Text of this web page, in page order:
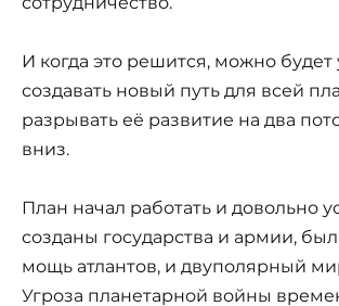
И когда это решится, можно будет
создавать новый путь для всей
разрывать её развитие на два
вниз.
План начал работать и довольно
созданы государства и армии,
мощь атлантов, и двуполярный
Угроза планетарной войны